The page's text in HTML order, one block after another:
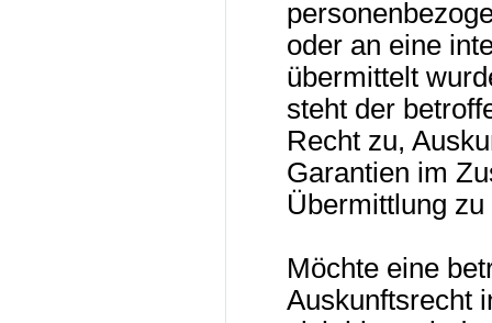
oder an eine
übermittelt
steht der
Recht zu,
Garantien im
Übermittlung
Möchte eine
Auskunftsrecht